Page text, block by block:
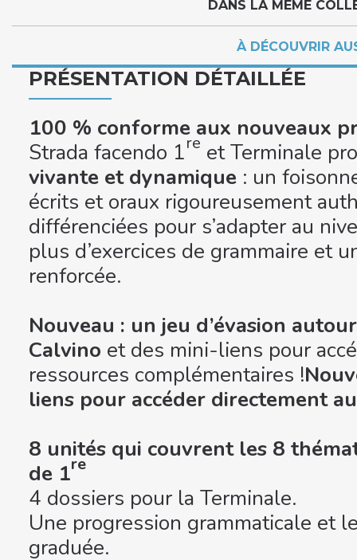
DANS LA MÊME
À DÉCOUVRIR
PRÉSENTATION DÉTAILLÉE
100 % conforme aux nouveaux
Strada facendo 1re et Terminale
vivante et dynamique : un
écrits et oraux rigoureusement
différenciées pour s’adapter au
plus d’exercices de grammaire et
renforcée.
Nouveau : un jeu d’évasion
Calvino et des mini-liens pour
ressources complémentaires !
liens pour accéder directement
8 unités qui couvrent les 8
de 1re
4 dossiers pour la Terminale.
Une progression grammaticale et
graduée.